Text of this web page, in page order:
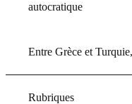
autocratique
Entre Grèce et
Rubriques